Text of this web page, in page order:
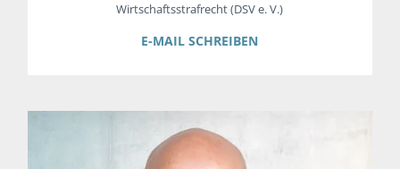
Wirtschaftsstrafrecht (DSV e. V.)
E-MAIL SCHREIBEN